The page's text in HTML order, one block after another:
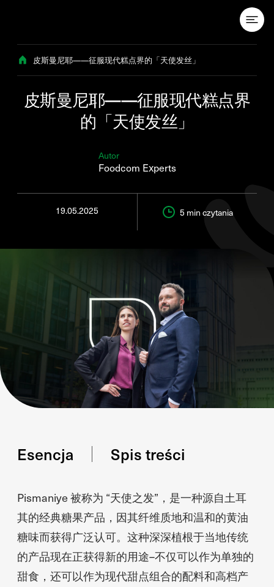
皮斯曼尼耶——征服现代糕点界的「天使发丝」
皮斯曼尼耶——征服现代糕点界
的「天使发丝」
Autor
Foodcom Experts
19.05.2025 5 min czytania
Esencja Spis treści
Pismaniye 被称为 “天使之发”，是一种源自土耳
其的经典糖果产品，因其纤维质地和温和的黄油
糖味而获得广泛认可。这种深深植根于当地传统
的产品现在正获得新的用途–不仅可以作为单独的
甜食，还可以作为现代甜点组合的配料和高档产